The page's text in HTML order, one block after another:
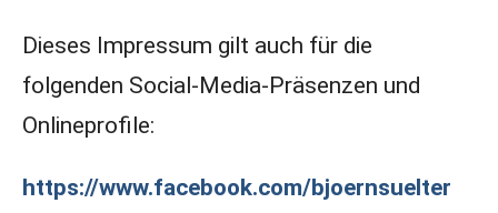
Dieses Impressum gilt auch für die
folgenden Social-Media-Präsenzen und
Onlineprofile:
https://www.facebook.com/bjoernsuelter